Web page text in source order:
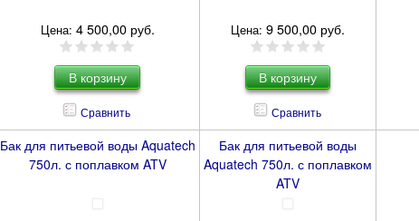
Цена: 4 500,00 руб.
Сравнить
Цена: 9 500,00 руб.
Сравнить
Бак для питьевой воды Aquatech
750л. с поплавком ATV
Бак для питьевой воды
Aquatech 750л. с поплавком
ATV